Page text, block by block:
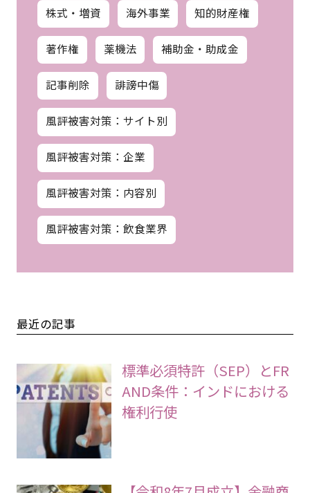
株式・増資 海外事業 知的財産権
著作権 薬機法 補助金・助成金
記事削除 誹謗中傷
風評被害対策：サイト別
風評被害対策：企業
風評被害対策：内容別
風評被害対策：飲食業界
最近の記事
標準必須特許（SEP）とFR
AND条件：インドにおける
権利行使